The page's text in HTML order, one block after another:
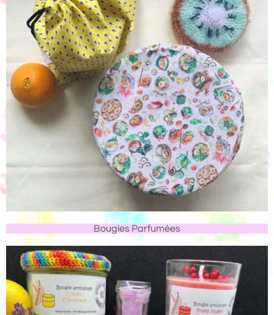
Bougies Parfumées